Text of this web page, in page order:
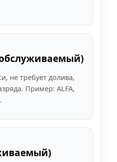
не требует долива,
Пример: ALFA,